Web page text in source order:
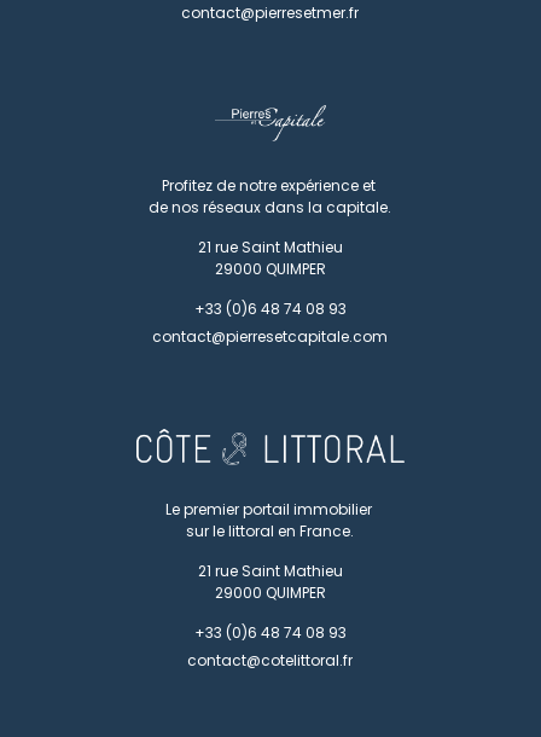
contact@pierresetmer.fr
Profitez de notre expérience et
de nos réseaux dans la capitale.
21 rue Saint Mathieu
29000 QUIMPER
+33 (0)6 48 74 08 93
contact@pierresetcapitale.com
Le premier portail immobilier
sur le littoral en France.
21 rue Saint Mathieu
29000 QUIMPER
+33 (0)6 48 74 08 93
contact@cotelittoral.fr